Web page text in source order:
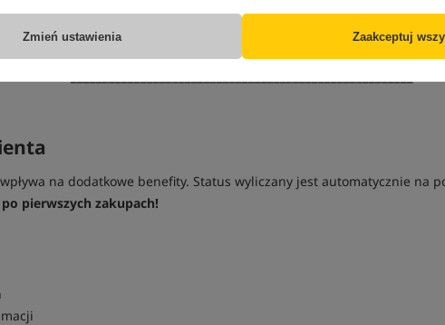
Zmień ustawienia Zaakceptuj
na dodatkowe benefity. Status wyliczany jest automatycznie na
pierwszych zakupach!